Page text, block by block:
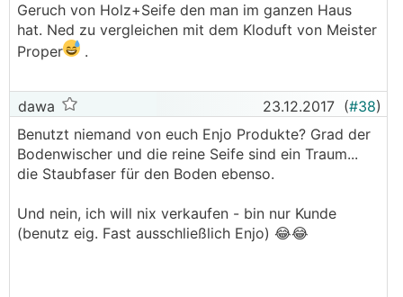
Geruch von Holz+Seife den man im ganzen Haus
hat. Ned zu vergleichen mit dem Kloduft von Meister
Proper
.
dawa 23.12.2017 (#38)
Benutzt niemand von euch Enjo Produkte? Grad der
Bodenwischer und die reine Seife sind ein Traum...
die Staubfaser für den Boden ebenso.
Und nein, ich will nix verkaufen - bin nur Kunde
(benutz eig. Fast ausschließlich Enjo) 😂😂